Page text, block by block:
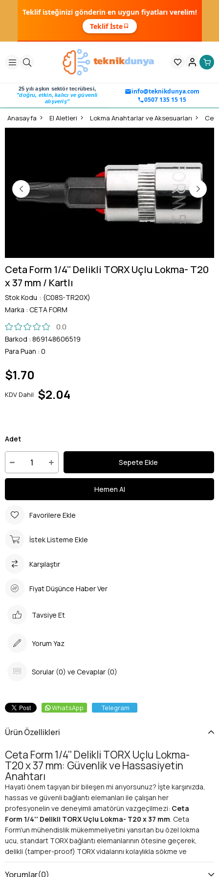
Teklif isteğinizi gönderin en uygun fiyatları verelim!
Teklif İste
25 yılı aşkın sektör tecrübesi,
"doğru, etkin, kalıcı ve güvenli
alışveriş"
info@teknikdunya.com
0507 135 15 15
Anasayfa El Aletleri Lokma Anahtarlar ve Aksesuarları
Ceta Form 1/4'' Delikli TORX Uçlu Lokma- T20
x 37 mm / Kartlı
Stok Kodu
(C08S-TR20X)
Marka : CETA FORM
0.0
Barkod : 869148606519
Para Puan : 0
$1.70
KDV Dahil $2.04
Adet
Favorilere Ekle
İstek Listeme Ekle
Karşılaştır
Fiyat Düşünce Haber Ver
Tavsiye Et
Yorum Yaz
Sorular (0) ve Cevaplar (0)
WhatsApp Telegram
Ürün Özellikleri
Ceta Form 1/4'' Delikli TORX Uçlu Lokma-
T20 x 37 mm: Güvenlik ve Hassasiyetin
Anahtarı
Hayati önem taşıyan bir bileşen mi arıyorsunuz? İşte karşınızda,
hassas ve güvenli bağlantı elemanları ile çalışan her
profesyonelin ve deneyimli amatörün vazgeçilmezi: Ceta
Form 1/4'' Delikli TORX Uçlu Lokma- T20 x 37 mm. Ceta
Form'un mühendislik mükemmeliyetini yansıtan bu özel lokma
ucu, standart TORX bağlantı elemanlarının ötesine geçerek,
delikli (tamper-proof) TORX vidalarını kolaylıkla sökme ve
takma imkanı sunar. Artık güvenlik vidaları size engel değil,
işlerinizde tam kontrol sizin elinizde!
Yorumlar(0)